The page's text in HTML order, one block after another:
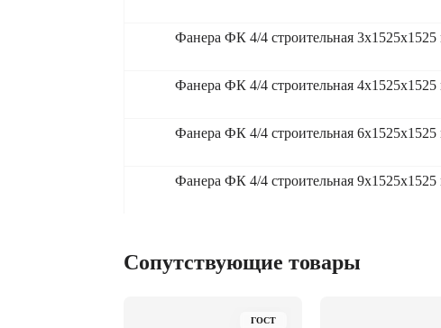
Фанера ФК 4/4 строительная
Фанера ФК 4/4 строительная
Фанера ФК 4/4 строительная
Фанера ФК 4/4 строительная
Сопутствующие товары
ГОСТ